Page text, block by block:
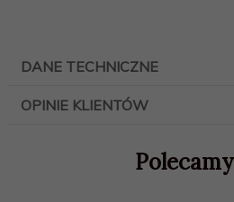
DANE TECHNICZNE
OPINIE KLIENTÓW
Polecamy